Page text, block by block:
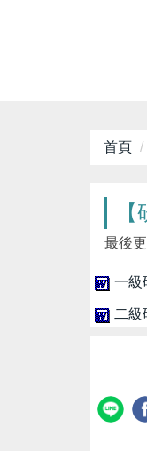
首頁
最後
一級
二級